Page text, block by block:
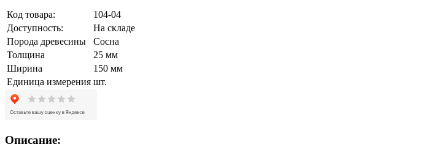
Код товара:
104-04
Доступность:
На складе
Порода древесины
Сосна
Толщина
25 мм
Ширина
150 мм
Единица измерения шт.
Описание: